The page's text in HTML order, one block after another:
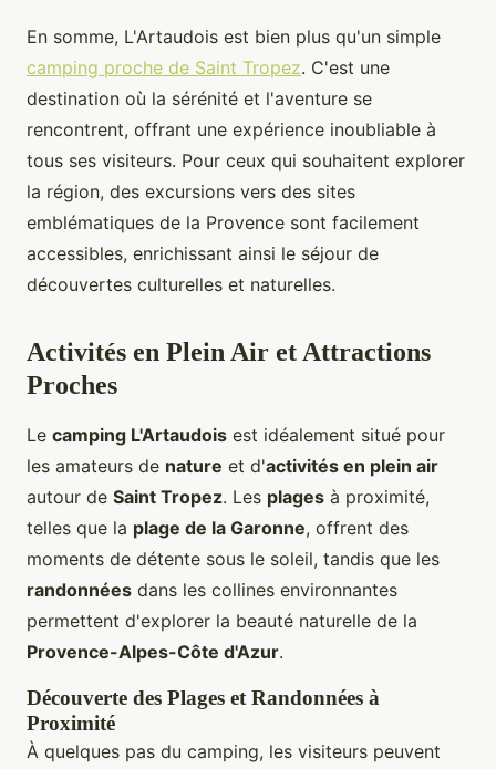
En somme, L'Artaudois est bien plus qu'un simple
camping proche de Saint Tropez. C'est une
destination où la sérénité et l'aventure se
rencontrent, offrant une expérience inoubliable à
tous ses visiteurs. Pour ceux qui souhaitent explorer
la région, des excursions vers des sites
emblématiques de la Provence sont facilement
accessibles, enrichissant ainsi le séjour de
découvertes culturelles et naturelles.
Activités en Plein Air et Attractions
Proches
Le camping L'Artaudois est idéalement situé pour
les amateurs de nature et d'activités en plein air
autour de Saint Tropez. Les plages à proximité,
telles que la plage de la Garonne, offrent des
moments de détente sous le soleil, tandis que les
randonnées dans les collines environnantes
permettent d'explorer la beauté naturelle de la
Provence-Alpes-Côte d'Azur.
Découverte des Plages et Randonnées à
Proximité
À quelques pas du camping, les visiteurs peuvent